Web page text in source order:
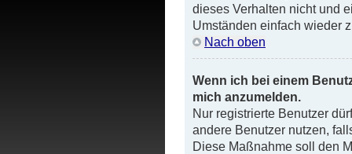
dieses Verhalten nicht und
Umständen einfach wieder
Nach oben
Wenn ich bei einem
mich anzumelden.
Nur registrierte Benutzer
andere Benutzer nutzen,
Diese Maßnahme soll den